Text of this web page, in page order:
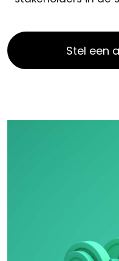
Stel een